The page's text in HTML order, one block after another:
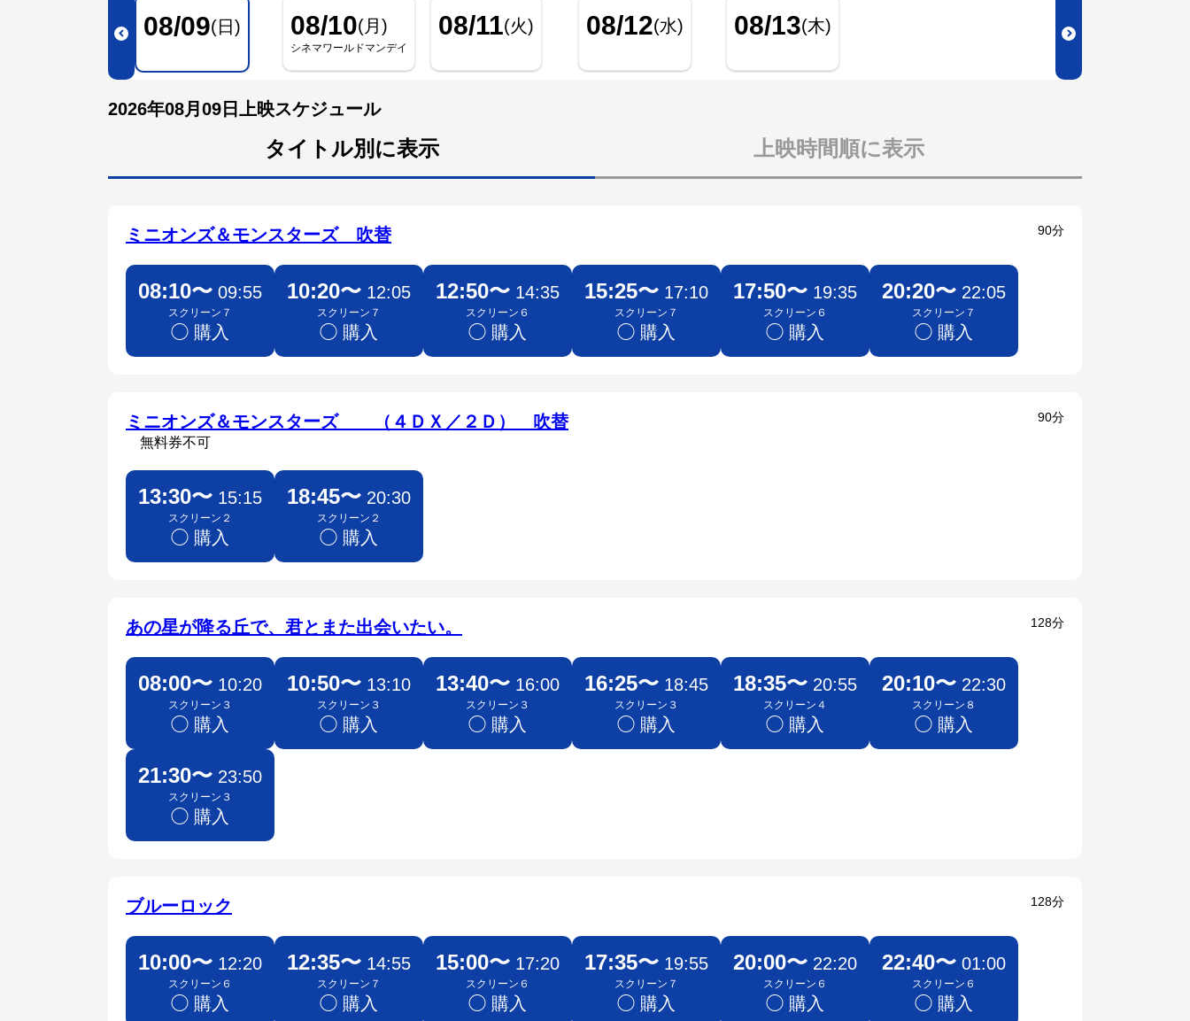
08/09(日) 08/10(月)
シネマワールドマンデイ
08/11(火) 08/12(水) 08/13(木)
2026年08月09日上映スケジュール
タイトル別に表示 上映時間順に表示
ミニオンズ＆モンスターズ 吹替
08:10〜 09:55
スクリーン７
◯ 購入
10:20〜 12:05
スクリーン７
◯ 購入
12:50〜 14:35
スクリーン６
◯ 購入
15:25〜 17:10
スクリーン７
◯ 購入
17:50〜 19:35
スクリーン６
◯ 購入
20:20〜 22:05
スクリーン７
◯ 購入
90分
ミニオンズ＆モンスターズ （４ＤＸ／２Ｄ） 吹替
無料券不可
13:30〜 15:15
スクリーン２
◯ 購入
18:45〜 20:30
スクリーン２
◯ 購入
90分
あの星が降る丘で、君とまた出会いたい。
08:00〜 10:20
スクリーン３
◯ 購入
10:50〜 13:10
スクリーン３
◯ 購入
13:40〜 16:00
スクリーン３
◯ 購入
16:25〜 18:45
スクリーン３
◯ 購入
18:35〜 20:55
スクリーン４
◯ 購入
20:10〜 22:30
スクリーン８
◯ 購入
21:30〜 23:50
スクリーン３
◯ 購入
128分
ブルーロック
10:00〜 12:20
スクリーン６
◯ 購入
12:35〜 14:55
スクリーン７
◯ 購入
15:00〜 17:20
スクリーン６
◯ 購入
17:35〜 19:55
スクリーン７
◯ 購入
20:00〜 22:20
スクリーン６
◯ 購入
22:40〜 01:00
スクリーン６
◯ 購入
128分